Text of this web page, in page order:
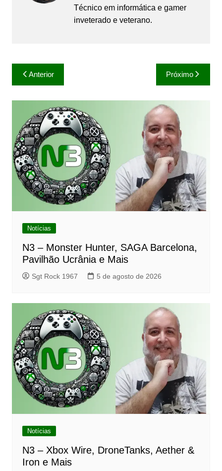
Técnico em informática e gamer
inveterado e veterano.
Navegação
de
Post
Anterior Próximo
Notícias
N3 – Monster Hunter, SAGA Barcelona,
Pavilhão Ucrânia e Mais
Sgt Rock 1967 5 de agosto de 2026
Notícias
N3 – Xbox Wire, DroneTanks, Aether &
Iron e Mais